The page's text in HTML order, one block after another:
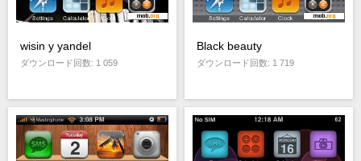
wisin y yandel
ダウンロード回数: 1 059
Black beauty
ダウンロード回数: 1 719